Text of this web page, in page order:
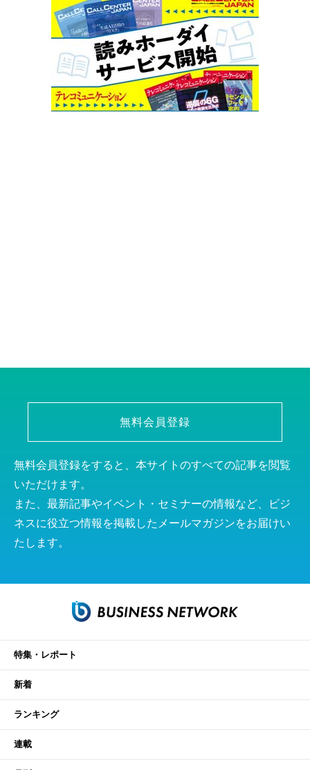
無料会員登録
無料会員登録をすると、本サイトのすべての記事を閲覧
いただけます。
また、最新記事やイベント・セミナーの情報など、ビジ
ネスに役立つ情報を掲載したメールマガジンをお届けい
たします。
特集・レポート
新着
ランキング
連載